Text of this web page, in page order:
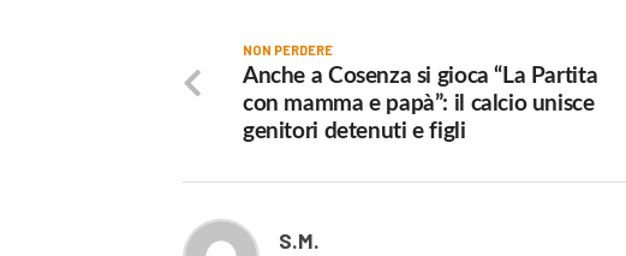
NON PERDERE
Anche a Cosenza si gioca “La Partita
con mamma e papà”: il calcio unisce
genitori detenuti e figli
S.M.